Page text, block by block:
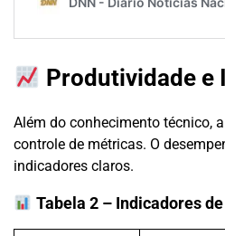
Produtividade e
Além do conhecimento técnico,
controle de métricas. O
indicadores claros.
Tabela 2 – Indicadores